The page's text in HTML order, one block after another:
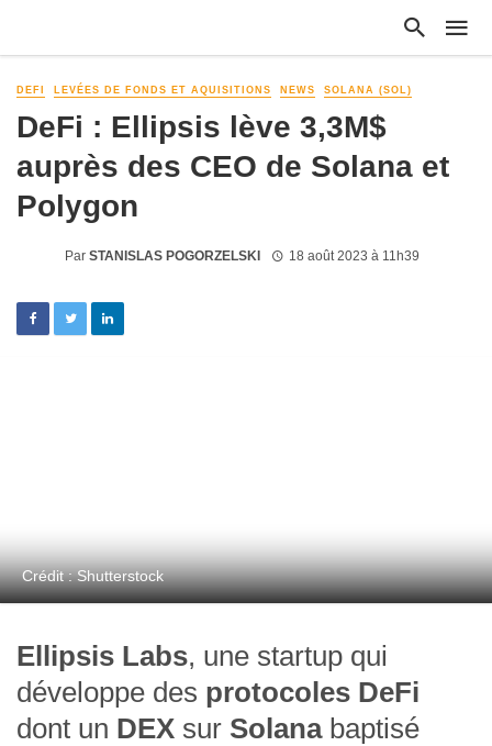
DEFI LEVÉES DE FONDS ET AQUISITIONS NEWS SOLANA (SOL)
DeFi : Ellipsis lève 3,3M$
auprès des CEO de Solana et
Polygon
Par STANISLAS POGORZELSKI 18 août 2023 à 11h39
Crédit : Shutterstock
Ellipsis Labs, une startup qui
développe des protocoles DeFi
dont un DEX sur Solanabaptisé